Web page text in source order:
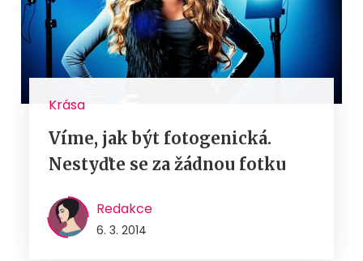
Krása
Víme, jak být fotogenická.
Nestyďte se za žádnou fotku
Redakce
6. 3. 2014